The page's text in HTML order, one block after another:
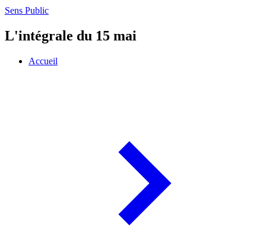
Sens Public
L'intégrale du 15 mai
Accueil